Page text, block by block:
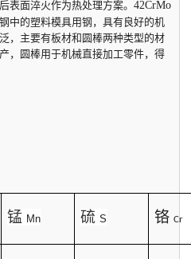
表面淬火作为热处理方案。 42CrMo
中的塑料模具用钢，具有良好的机
，主要有板材和圆棒两种类型的材
，圆棒用于机械直接加工零件，得
锰 Mn 硫 S 铬 Cr